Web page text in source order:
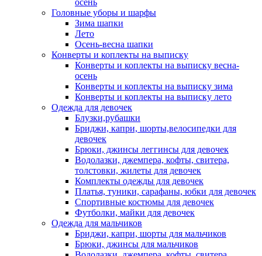
осень
Головные уборы и шарфы
Зима шапки
Лето
Осень-весна шапки
Конверты и коплекты на выписку
Конверты и коплекты на выписку весна-
осень
Конверты и коплекты на выписку зима
Конверты и коплекты на выписку лето
Одежда для девочек
Блузки,рубашки
Бриджи, капри, шорты,велосипедки для
девочек
Брюки, джинсы леггинсы для девочек
Водолазки, джемпера, кофты, свитера,
толстовки, жилеты для девочек
Комплекты одежды для девочек
Платья, туники, сарафаны, юбки для девочек
Спортивные костюмы для девочек
Футболки, майки для девочек
Одежда для мальчиков
Бриджи, капри, шорты для мальчиков
Брюки, джинсы для мальчиков